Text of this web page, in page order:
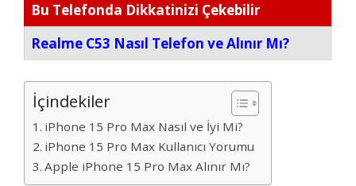
Bu Telefonda Dikkatinizi Çekebilir
Realme C53 Nasıl Telefon ve Alınır Mı?
İçindekiler
iPhone 15 Pro Max Nasıl ve İyi Mi?
iPhone 15 Pro Max Kullanıcı Yorumu
Apple iPhone 15 Pro Max Alınır Mı?